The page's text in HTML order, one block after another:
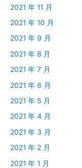
2021 年 11 月
2021 年 10 月
2021 年 9 月
2021 年 8 月
2021 年 7 月
2021 年 6 月
2021 年 5 月
2021 年 4 月
2021 年 3 月
2021 年 2 月
2021 年 1 月